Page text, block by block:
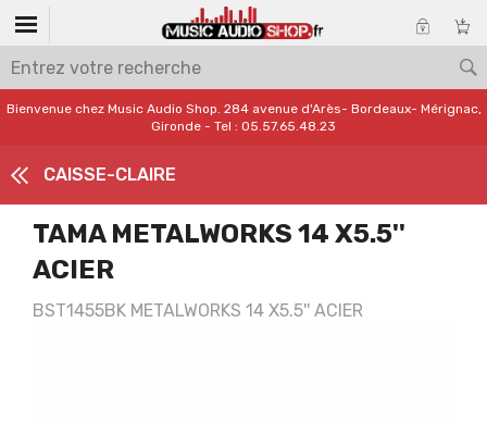
Bienvenue chez Music Audio Shop. 284 avenue d'Arès- Bordeaux- Mérignac,
Gironde - Tel : 05.57.65.48.23
CAISSE-CLAIRE
TAMA METALWORKS 14 X5.5''
ACIER
BST1455BK METALWORKS 14 X5.5'' ACIER